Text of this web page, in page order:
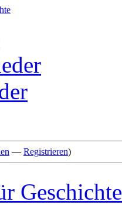
— Registrieren)
Geschichte